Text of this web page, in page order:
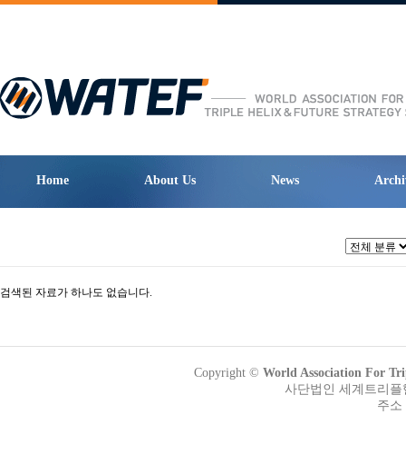
Home About Us News
검색된 자료가 하나도 없습니다.
Copyright © World Association For
사단법인 세계트리
주소